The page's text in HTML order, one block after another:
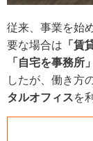
従来、事業を始
要な場合は 「賃
「自宅を事務所」
したが、働き方
タルオフィスを